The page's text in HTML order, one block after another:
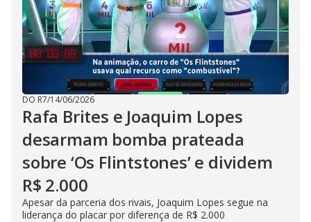
DO R7/14/06/2026
Rafa Brites e Joaquim Lopes
desarmam bomba prateada
sobre ‘Os Flintstones’ e dividem
R$ 2.000
Apesar da parceria dos rivais, Joaquim Lopes segue na
liderança do placar por diferença de R$ 2.000